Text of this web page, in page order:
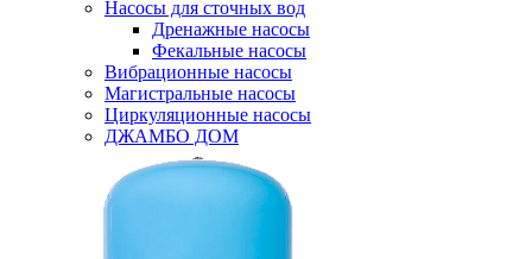
Насосы для сточных вод
Дренажные насосы
Фекальные насосы
Вибрационные насосы
Магистральные насосы
Циркуляционные насосы
ДЖАМБО ДОМ